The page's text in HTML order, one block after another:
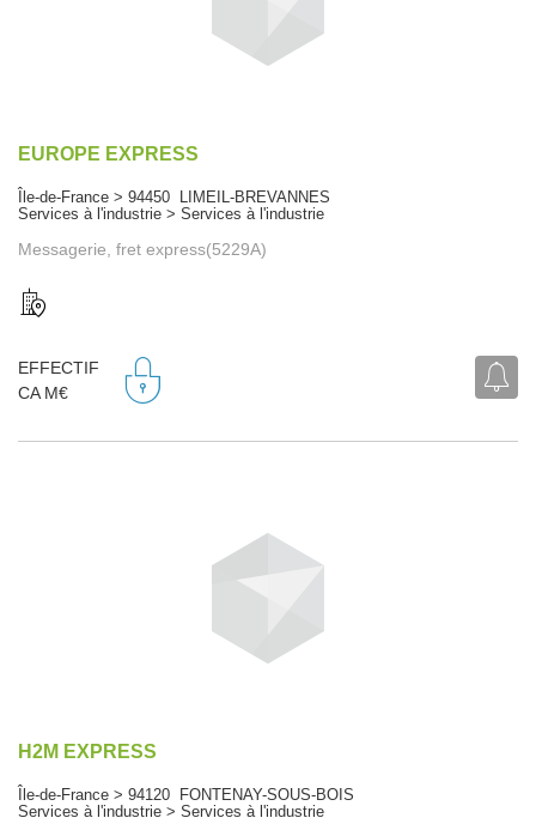
EUROPE EXPRESS
Île-de-France > 94450 LIMEIL-BREVANNES
Services à l'industrie > Services à l'industrie
Messagerie, fret express(5229A)
EFFECTIF
CA M€
H2M EXPRESS
Île-de-France > 94120 FONTENAY-SOUS-BOIS
Services à l'industrie > Services à l'industrie